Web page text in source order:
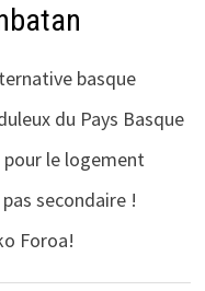
basque
du Pays Basque
pour le logement
secondaire !
Foroa!